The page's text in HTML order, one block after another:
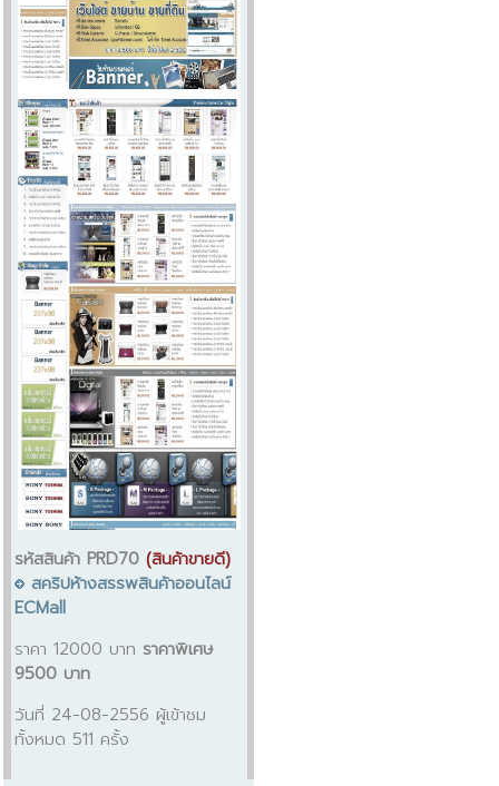
รหัสสินค้า PRD70 (สินค้าขายดี)
สคริปห้างสรรพสินค้าออนไลน์
ECMall
ราคา 12000 บาท ราคาพิเศษ
9500 บาท
วันที่ 24-08-2556 ผู้เข้าชม
ทั้งหมด 511 ครั้ง